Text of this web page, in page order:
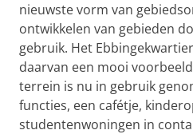
nieuwste vorm van
ontwikkelen van gebieden
gebruik. Het
daarvan een mooi
terrein is nu in gebruik
functies, een cafétje,
studentenwoningen in